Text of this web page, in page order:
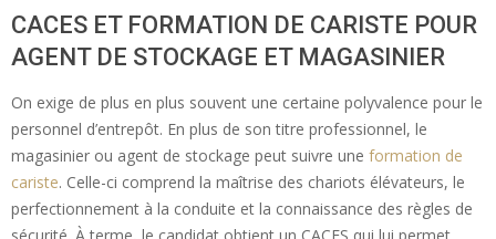
CACES ET FORMATION DE CARISTE POUR
AGENT DE STOCKAGE ET MAGASINIER
On exige de plus en plus souvent une certaine polyvalence pour le
personnel d’entrepôt. En plus de son titre professionnel, le
magasinier ou agent de stockage peut suivre une formation de
cariste. Celle-ci comprend la maîtrise des chariots élévateurs, le
perfectionnement à la conduite et la connaissance des règles de